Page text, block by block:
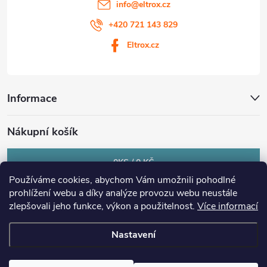
Používáme cookies, abychom Vám umožnili pohodlné
prohlížení webu a díky analýze provozu webu neustále
zlepšovali jeho funkce, výkon a použitelnost. Více informací
Nastavení
info@eltrox.cz
+420 721 143 829
Eltrox.cz
Informace
Nákupní košík
0KS /0 KČ
cookies